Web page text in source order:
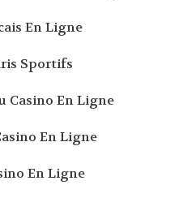
En Ligne
Sportifs
Casino En Ligne
En Ligne
En Ligne